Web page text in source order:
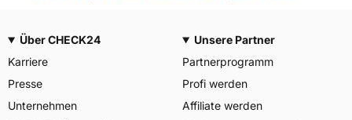
Über CHECK24
Karriere
Presse
Unternehmen
Unsere Partner
Partnerprogramm
Profi werden
Affiliate werden